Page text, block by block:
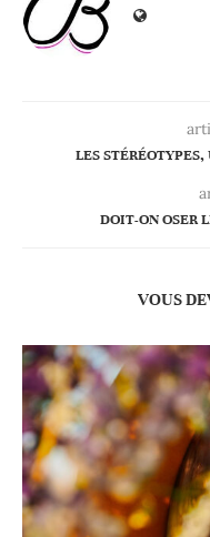
LES STÉRÉOTYPES,
DOIT-ON OSER
VOUS